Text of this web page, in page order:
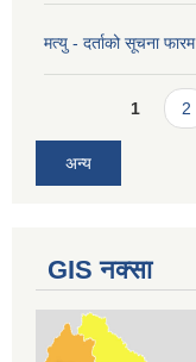
मत्यु - दर्ताको सूचना फारम
Pages1 2
अन्य
GIS नक्सा